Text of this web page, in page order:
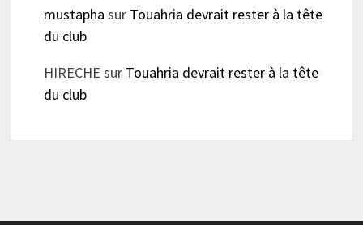
mustapha sur Touahria devrait rester à la tête
du club
HIRECHE sur Touahria devrait rester à la tête
du club